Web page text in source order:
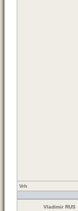
Vrh
Vladimir RUS